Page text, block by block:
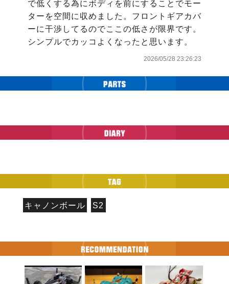
で低くする為にボディを前にすることでモー
ターを空間に収めました。フロントギアカバ
ーに干渉してるのでここの低さが限界です。
シンプルでカッコよくなったと思います。
2026/05/28 23:26:23
キャノンボール S2